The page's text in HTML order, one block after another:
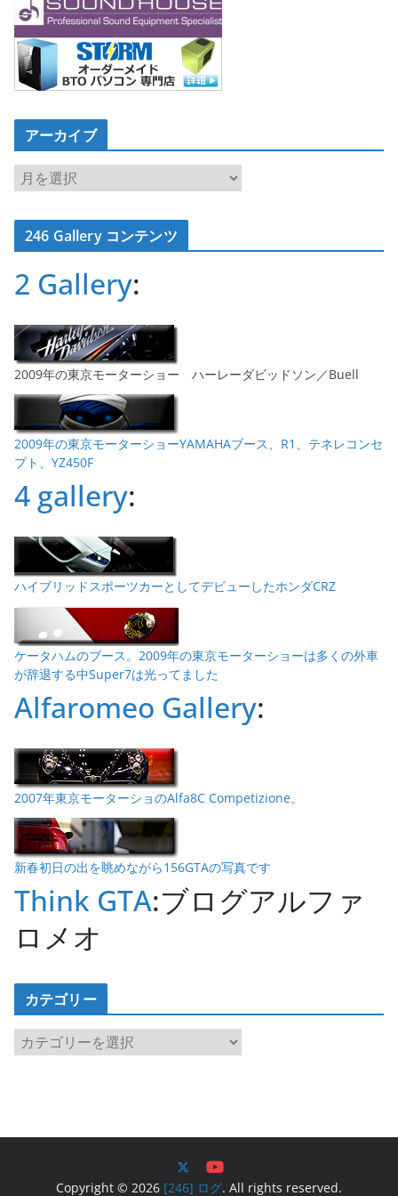
アーカイブ
ア
ー
カ
イ246 Gallery コンテンツ
2 Gallery:
2009年の東京モーターショー ハーレーダビッドソン／Buell
2009年の東京モーターショーYAMAHAブース、R1、テネレコンセ
プト、YZ450F
4 gallery:
ハイブリッドスポーツカーとしてデビューしたホンダCRZ
ケータハムのブース。2009年の東京モーターショーは多くの外車
が辞退する中Super7は光ってました
Alfaromeo Gallery:
2007年東京モーターショのAlfa8C Competizione。
新春初日の出を眺めながら156GTAの写真です
Think GTA:ブログアルファ
ロメオ
カテゴリー
カ
テ
Copyright © 2026 [246] ログ. All rights reserved.